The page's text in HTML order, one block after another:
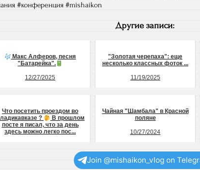
#конференция #mishaikon
Другие записи:
Макс Алферов, песня
"Батарейка".
12/27/2025
"Золотая черепаха": еще
несколько классных фоток ...
11/19/2025
Что посетить проездом во
?
В прошлом
посте я писал, что за день
здесь можно легко пос...
Чайная "Шамбала" в Красной
поляне
10/27/2024
Join @mishaikon_vlog on